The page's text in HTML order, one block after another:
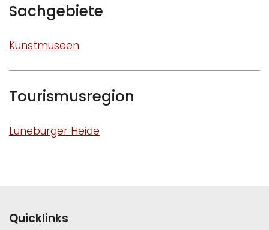
Sachgebiete
Kunstmuseen
Tourismusregion
Lüneburger Heide
Quicklinks